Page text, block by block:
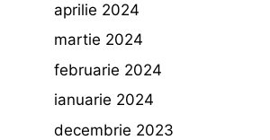
aprilie 2024
martie 2024
februarie 2024
ianuarie 2024
decembrie 2023